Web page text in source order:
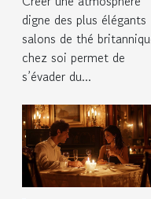
britannique chez
soi ?
digne des plus élégants
salons de thé
chez soi permet de
s’évader du...